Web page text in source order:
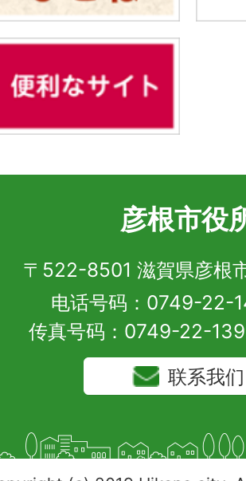
彦根市役
〒522-8501 滋賀県彦根
电话号码：0749-22-
传真号码：0749-22-
联系我们